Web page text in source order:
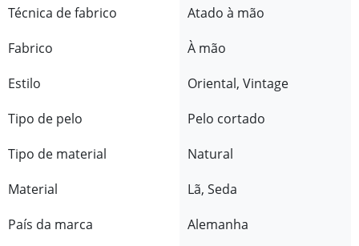
Técnica de fabrico
Atado à mão
Fabrico
À mão
Estilo
Oriental, Vintage
Tipo de pelo
Pelo cortado
Tipo de material
Natural
Material
Lã, Seda
País da marca
Alemanha